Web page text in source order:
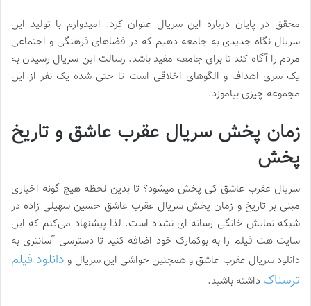
محقق در پایان درباره این سریال عنوان کرد: امیدوارم با تولید این
سریال نگاه جدیدی به جامعه دهیم که در فضاهای فرهنگی و اجتماعی
مردم را آگاه کند تا برای جامعه مفید باشد. رسالت این سریال رسیدن به
یک سری اهداف و الگوهای اخلاقی است تا حتی شده یک نفر از این
مجموعه چیزی بیاموزد.
زمان پخش سریال عقرب عاشق و تاریخ
پخش
سریال عقرب عاشق کی پخش میشود؟ تا بدین لحظه هیچ گونه اخباری
مبنی بر تاریخ و زمان پخش سریال عقرب عاشق حسین سهیلی زاده در
شبکه نمایش خانگی رسانه ای نشده است. لذا پیشنهاد می‌کنم که این
سایت هت فیلم را به بوکمارک خود اضافه کنید تا دسترسی آسانتری به
دانلود سریال عقرب عاشق و همچنین حواشی این سریال و دانلود فیلم
ترسناک داشته باشید.